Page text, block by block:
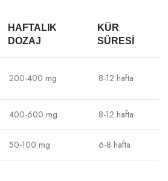
HAFTALIK
DOZAJ
KÜR
SÜRESI
200-400 mg 8-12 hafta
400-600 mg 8-12 hafta
50-100 mg 6-8 hafta